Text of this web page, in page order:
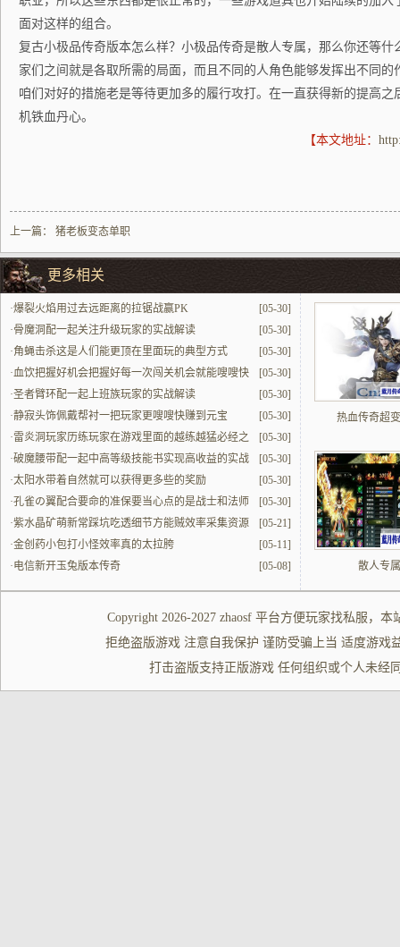
面对这样的组合。
复古小极品传奇版本怎么样？小极品传奇是散人专属，那么你还等
家们之间就是各取所需的局面，而且不同的人角色能够发挥出不同
咱们对好的措施老是等待更加多的履行攻打。在一直获得新的提高
机铁血丹心。
【本文地址：
上一篇： 猪老板变态单职
更多相关
[05-30]
·爆裂火焰用过去远距离的拉锯战赢PK
[05-30]
·骨魔洞配一起关注升级玩家的实战解读
[05-30]
·角蝇击杀这是人们能更顶在里面玩的典型方式
[05-30]
·血饮把握好机会把握好每一次闯关机会就能嗖嗖快
提升
[05-30]
·圣者臂环配一起上班族玩家的实战解读
[05-30]
·静寂头饰佩戴帮衬一把玩家更嗖嗖快赚到元宝
[05-30]
·雷炎洞玩家历练玩家在游戏里面的越练越猛必经之
地
[05-30]
·破魔腰带配一起中高等级技能书实现高收益的实战
解读
[05-30]
·太阳水带着自然就可以获得更多些的奖励
[05-30]
·孔雀の翼配合要命的准保要当心点的是战士和法师
的配合
[05-21]
·紫水晶矿萌新常踩坑吃透细节方能贼效率采集资源
[05-11]
·金创药小包打小怪效率真的太拉胯
[05-08]
·电信新开玉兔版本传奇
热血传奇超
散人专属
Copyright 2026-2027 zhaosf平台方便玩家找私服 ，本
拒绝盗版游戏 注意自我保护 谨防受骗上当 适度游戏
打击盗版支持正版游戏 任何组织或个人未经